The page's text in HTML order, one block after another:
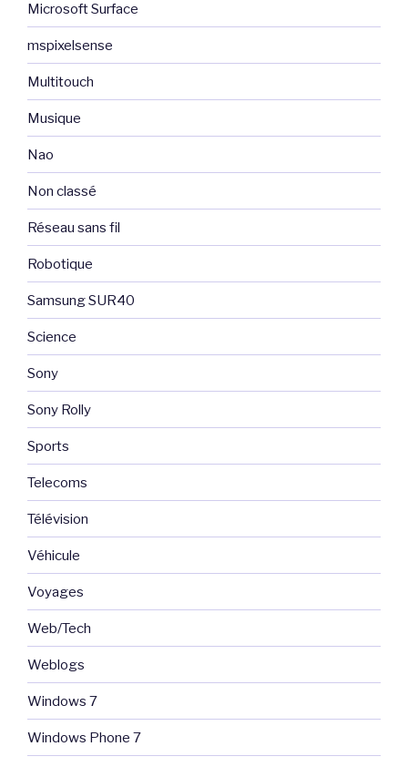
Microsoft Surface
mspixelsense
Multitouch
Musique
Nao
Non classé
Réseau sans fil
Robotique
Samsung SUR40
Science
Sony
Sony Rolly
Sports
Telecoms
Télévision
Véhicule
Voyages
Web/Tech
Weblogs
Windows 7
Windows Phone 7